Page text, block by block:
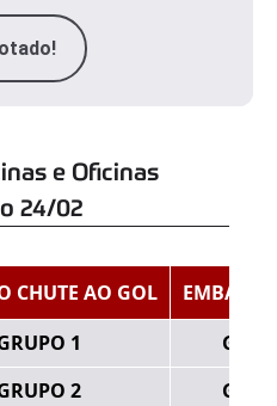
e Oficinas
24/02
CHUTE AO GOL
1
2